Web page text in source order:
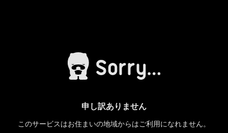
申し訳ありません
このサービスはお住まいの地域からはご利用になれません。